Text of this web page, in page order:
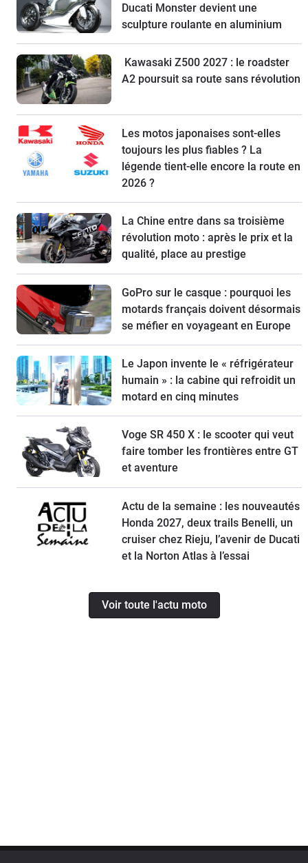
Ducati Monster devient une
sculpture roulante en aluminium
Kawasaki Z500 2027 : le roadster
A2 poursuit sa route sans révolution
Les motos japonaises sont-elles
toujours les plus fiables ? La
légende tient-elle encore la route en
2026 ?
La Chine entre dans sa troisième
révolution moto : après le prix et la
qualité, place au prestige
GoPro sur le casque : pourquoi les
motards français doivent désormais
se méfier en voyageant en Europe
Le Japon invente le « réfrigérateur
humain » : la cabine qui refroidit un
motard en cinq minutes
Voge SR 450 X : le scooter qui veut
faire tomber les frontières entre GT
et aventure
Actu de la semaine : les nouveautés
Honda 2027, deux trails Benelli, un
cruiser chez Rieju, l’avenir de Ducati
et la Norton Atlas à l’essai
Voir toute l'actu moto